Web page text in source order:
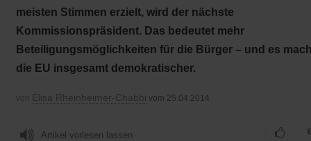
meisten Stimmen erzielt, wird der nächste
Kommissionspräsident. Das bedeutet mehr
Beteiligungsmöglichkeiten für die Bürger – und es
die EU insgesamt demokratischer.
von Elisa Rheinheimer-Chabbi vom 25.04.2014
Artikel vorlesen lassen